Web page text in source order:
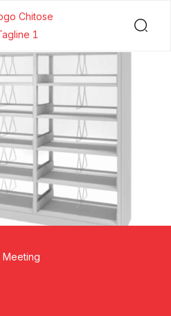
Meeting